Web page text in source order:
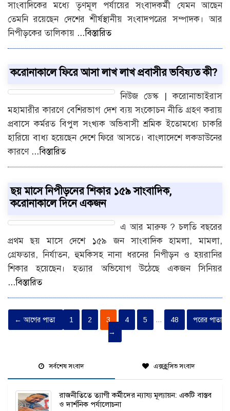
সাংবাদিকের মধ্যে তৃণমূল পর্যায়ের সংবাদকর্মী যেমন আছেন
তেমনি রয়েছেন দেশের শীর্ষস্থানীয় সংবাদপত্রের সম্পাদক। আর
নিপীড়কের তালিকায় ...বিস্তারিত
করোনাকালে ফিরে আসা লাখ লাখ প্রবাসীর ভবিষ্যত কী?
নিউজ ডেস্ক | করোনাভাইরাস
মহামারীর কারণে বেশিরভাগ দেশ ব্যয় সংকোচন নীতি গ্রহণ করায়
প্রবাসে কর্মরত বিপুল সংখ্যক অভিবাসী শ্রমিক ইতোমধ্যে চাকরি
হারিয়ে বাধ্য হয়েছেন দেশে ফিরে আসতে। বাংলাদেশে লকডাউনের
কারণে ...বিস্তারিত
ছয় মাসে নিপীড়নের শিকার ১৫৯ সাংবাদিক,
করোনাকালে দিনে একজন
এ আর মারুফ ? চলতি বছরের
প্রথম ছয় মাসে দেশে ১৫৯ জন সাংবাদিক হামলা, মামলা,
গ্রেফতার, নির্যাতন, হুমকিসহ নানা ধরনের নিপীড়ন ও হয়রানির
শিকার হয়েছেন। হত্যার অভিযোগ উঠেছে একজন সিনিয়র
...বিস্তারিত
← আগের পাতা 1 2 3 4 5 … 48
পরের পাতা
→
সর্বশেষ সংবাদ এক্সক্লুসিভ সংবাদ
রাজনীতিতে ত্যাগী কর্মীদের ন্যায্য মূল্যায়ন: একটি বাস্তব
ও দার্শনিক পর্যালোচনা